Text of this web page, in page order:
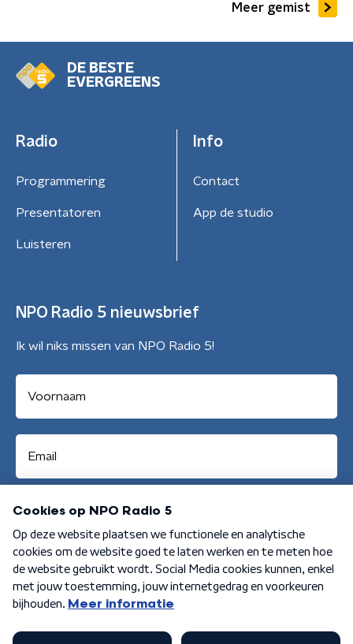
Meer gemist
DE BESTE
EVERGREENS
Radio
Programmering
Presentatoren
Luisteren
Info
Contact
App de studio
NPO Radio 5 nieuwsbrief
Ik wil niks missen van NPO Radio 5!
Aanmelden
Algemene voorwaarden